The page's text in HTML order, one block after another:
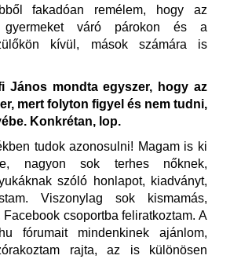
fakadóan remélem, hogy az
gyermeket váró párokon és a
kívül, mások számára is
János mondta egyszer, hogy az
mert folyton figyel és nem tudni,
Konkrétan, lop.
tudok azonosulni! Magam is ki
nagyon sok terhes nőknek,
szóló honlapot, kiadványt,
Viszonylag sok kismamás,
csoportba feliratkoztam. A
fórumait mindenkinek ajánlom,
rajta, az is különösen